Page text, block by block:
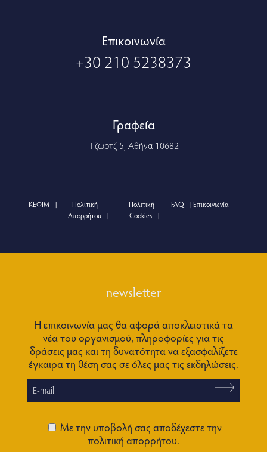
Eπικοινωνία
+30 210 5238373
Γραφεία
Τζωρτζ 5, Αθήνα 10682
ΚΕΦΙΜ
Πολιτική
Απορρήτου
Πολιτική
Cookies
FAQ Επικοινωνία
newsletter
Η επικοινωνία μας θα αφορά αποκλειστικά τα
νέα του οργανισμού, πληροφορίες για τις
δράσεις μας και τη δυνατότητα να εξασφαλίζετε
έγκαιρα τη θέση σας σε όλες μας τις εκδηλώσεις.
Με την υποβολή σας αποδέχεστε την
πολιτική απορρήτου.